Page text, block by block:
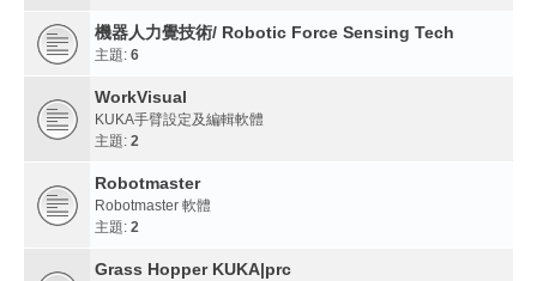
機器人力覺技術/ Robotic Force Sensing Tech
主題: 6
WorkVisual
KUKA手臂設定及編輯軟體
主題: 2
Robotmaster
Robotmaster 軟體
主題: 2
Grass Hopper KUKA|prc